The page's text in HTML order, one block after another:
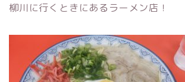
柳川に行くときにあるラーメン店！